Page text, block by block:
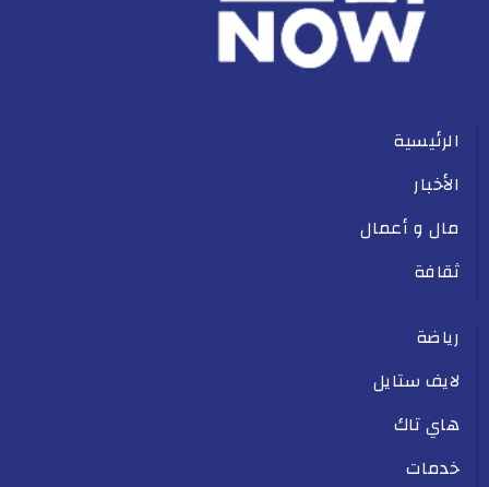
الرئيسية
الأخبار
مال و أعمال
ثقافة
رياضة
لايف ستايل
هاي تاك
خدمات